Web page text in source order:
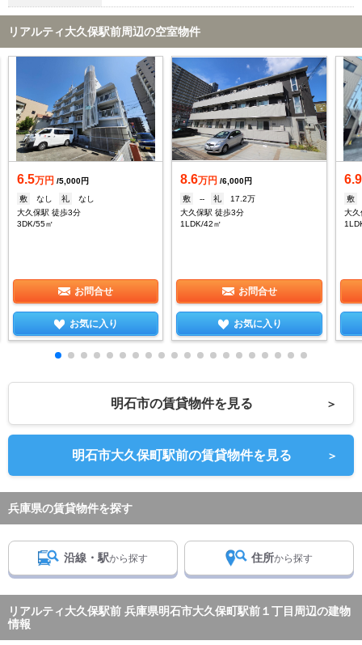
リアルティ大久保駅前周辺の空室物件
6.5万円 /5,000円
敷
なし 礼
なし
大久保駅 徒歩3分
3DK/55㎡
お問合せ
お気に入り
8.6万円 /6,000円
敷
-- 礼
17.2万
大久保駅 徒歩3分
1LDK/42㎡
お問合せ
お気に入り
6.9
敷
大久
明石市の賃貸物件を見る ＞
明石市大久保町駅前の賃貸物件を見る ＞
兵庫県の賃貸物件を探す
沿線・駅から探す 住所から探す
リアルティ大久保駅前 兵庫県明石市大久保町駅前１丁目周辺の建物
情報